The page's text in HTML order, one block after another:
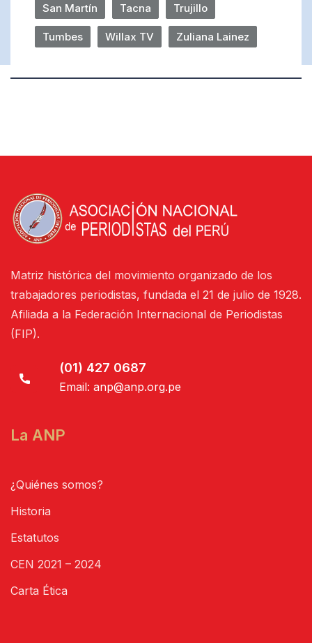
San Martín Tacna Trujillo
Tumbes Willax TV Zuliana Lainez
Matriz histórica del movimiento organizado de los
trabajadores periodistas, fundada el 21 de julio de 1928.
Afiliada a la Federación Internacional de Periodistas
(FIP).
(01) 427 0687
Email: anp@anp.org.pe
La ANP
¿Quiénes somos?
Historia
Estatutos
CEN 2021 – 2024
Carta Ética